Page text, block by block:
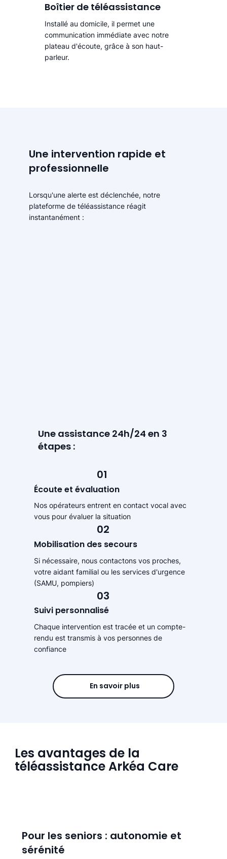
Boîtier de téléassistance
Installé au domicile, il permet une
communication immédiate avec notre
plateau d'écoute, grâce à son haut-
parleur.
Les avantages de la
téléassistance Arkéa Care
Pour les seniors : autonomie et
sérénité
Une intervention rapide et
professionnelle
Lorsqu'une alerte est déclenchée, notre
plateforme de téléassistance réagit
instantanément :
Une assistance 24h/24 en 3
étapes :
01
Écoute et évaluation
Nos opérateurs entrent en contact vocal avec
vous pour évaluer la situation
02
Mobilisation des secours
Si nécessaire, nous contactons vos proches,
votre aidant familial ou les services d'urgence
(SAMU, pompiers)
03
Suivi personnalisé
Chaque intervention est tracée et un compte-
rendu est transmis à vos personnes de
confiance
En savoir plus